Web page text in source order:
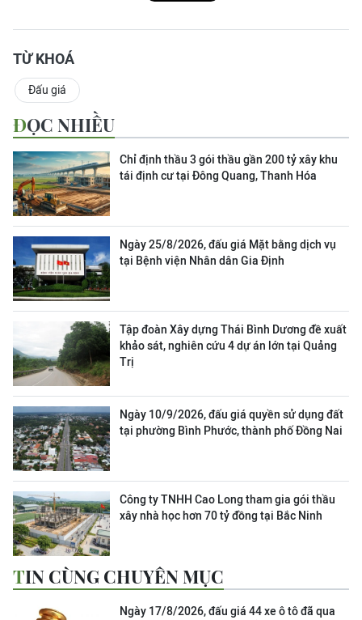
TỪ KHOÁ
Đấu giá
ĐỌC NHIỀU
Chỉ định thầu 3 gói thầu gần 200 tỷ xây khu
tái định cư tại Đông Quang, Thanh Hóa
Ngày 25/8/2026, đấu giá Mặt bằng dịch vụ
tại Bệnh viện Nhân dân Gia Định
Tập đoàn Xây dựng Thái Bình Dương đề xuất
khảo sát, nghiên cứu 4 dự án lớn tại Quảng
Trị
Ngày 10/9/2026, đấu giá quyền sử dụng đất
tại phường Bình Phước, thành phố Đồng Nai
Công ty TNHH Cao Long tham gia gói thầu
xây nhà học hơn 70 tỷ đồng tại Bắc Ninh
TIN CÙNG CHUYÊN MỤC
Ngày 17/8/2026, đấu giá 44 xe ô tô đã qua